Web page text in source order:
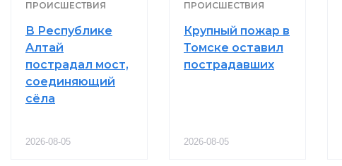
ПРОИСШЕСТВИЯ
В Республике
Алтай
пострадал мост,
соединяющий
сёла
2026-08-05
ПРОИСШЕСТВИЯ
Крупный пожар в
Томске оставил
пострадавших
2026-08-05